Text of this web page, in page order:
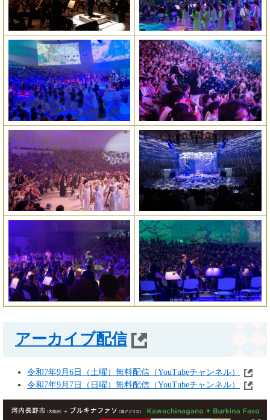
アーカイブ配信
令和7年9月6日（土曜）無料配信（YouTubeチャンネル）
令和7年9月7日（日曜）無料配信（YouTubeチャンネル）